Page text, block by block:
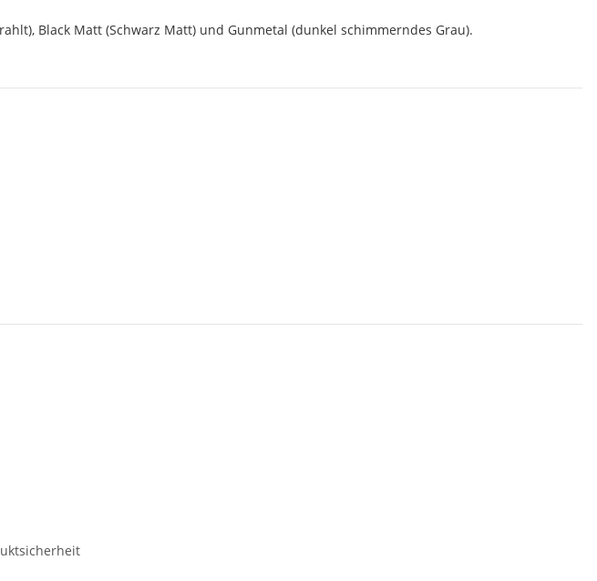
Black Matt (Schwarz Matt) und Gunmetal (dunkel schimmerndes Grau).